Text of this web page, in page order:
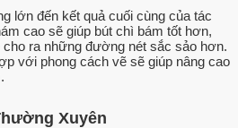
lớn đến kết quả cuối cùng của tác
cao sẽ giúp bút chì bám tốt hơn,
ra những đường nét sắc sảo hơn.
với phong cách vẽ sẽ giúp nâng cao
Xuyên